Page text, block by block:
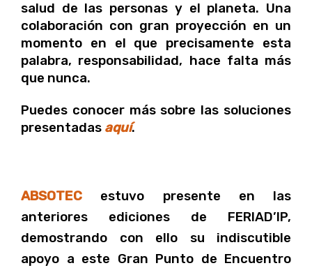
salud de las personas y el planeta. Una
colaboración con gran proyección en un
momento en el que precisamente esta
palabra, responsabilidad, hace falta más
que nunca.
Puedes conocer más sobre las soluciones
presentadas aquí.
ABSOTEC
estuvo presente en las
anteriores ediciones de FERIAD’IP,
demostrando con ello su indiscutible
apoyo a este Gran Punto de Encuentro